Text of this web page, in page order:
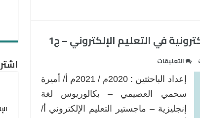
في التعليم الإلكتروني – ج1
التعليقات
المنصات
الافتراضية
الإلكترونية
إعداد الباحثتين : 2020م / 2021م أ/ أميرة
سحمي العصيمي – بكالوريوس لغة
إنجليزية – ماجستير التعليم الإلكتروني أ/